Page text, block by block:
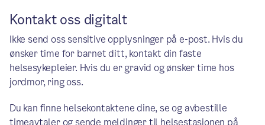
Kontakt oss digitalt
Ikke send oss sensitive opplysninger på e-post. Hvis du
ønsker time for barnet ditt, kontakt din faste
helsesykepleier. Hvis du er gravid og ønsker time hos
jordmor, ring oss.
Du kan finne helsekontaktene dine, se og avbestille